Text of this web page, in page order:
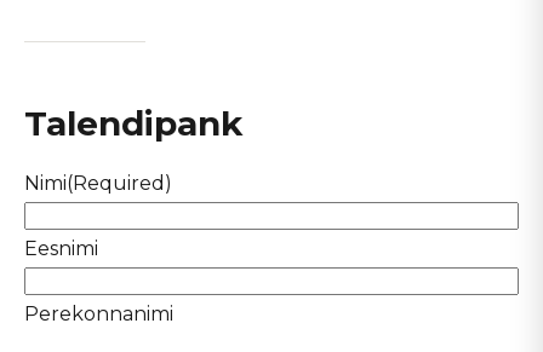
Talendipank
Nimi(Required)
Eesnimi
Perekonnanimi